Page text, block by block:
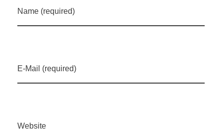
Name (required)
E-Mail (required)
Website